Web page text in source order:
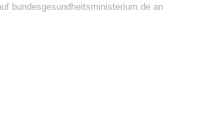
bundesgesundheitsministerium.de an